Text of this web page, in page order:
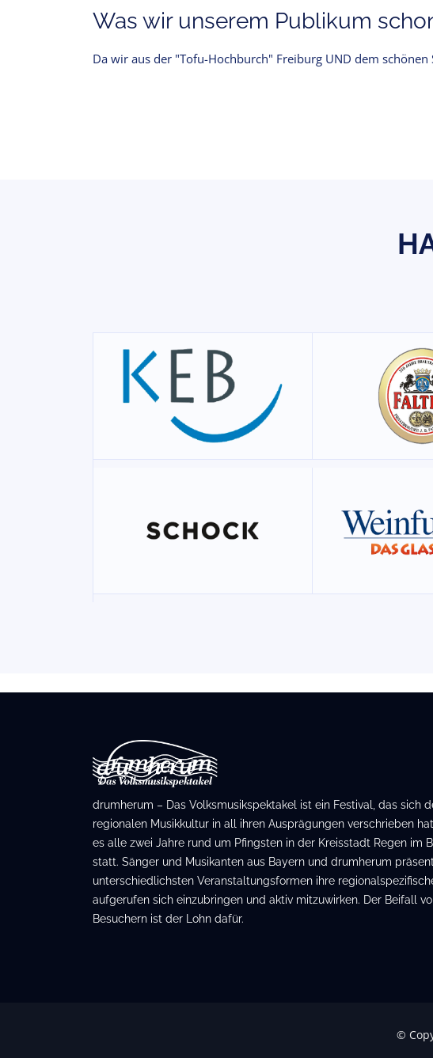
Was wir unserem Publikum
Da wir aus der "Tofu-Hochburch" Freiburg UND dem
drumherum – Das Volksmusikspektakel ist ein Festival, das sich
regionalen Musikkultur in all ihren Ausprägungen verschrieben
es alle zwei Jahre rund um Pfingsten in der Kreisstadt Regen im
statt. Sänger und Musikanten aus Bayern und drumherum
unterschiedlichsten Veranstaltungsformen ihre
aufgerufen sich einzubringen und aktiv mitzuwirken. Der Beifall
Besuchern ist der Lohn dafür.
©